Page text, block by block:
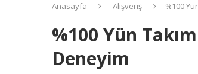
Anasayfa Alışveriş %100
%100 Yün
Deneyim